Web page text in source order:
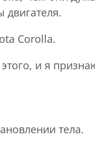
Corolla.
и я
тела.